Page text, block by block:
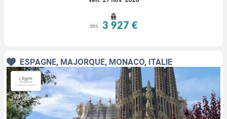
dès 3 927 €
ESPAGNE, MAJORQUE, MONACO, ITALIE